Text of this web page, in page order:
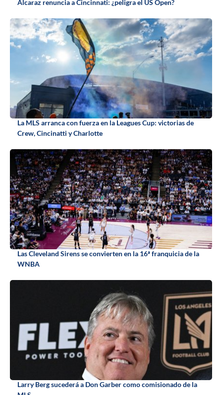
Alcaraz renuncia a Cincinnati: ¿peligra el US Open?
La MLS arranca con fuerza en la Leagues Cup: victorias de
Crew, Cincinatti y Charlotte
Las Cleveland Sirens se convierten en la 16ª franquicia de la
WNBA
Larry Berg sucederá a Don Garber como comisionado de la